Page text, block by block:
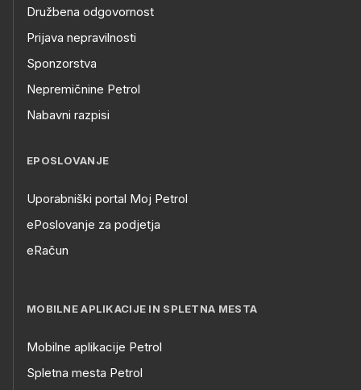
Družbena odgovornost
Prijava nepravilnosti
Sponzorstva
Nepremičnine Petrol
Nabavni razpisi
EPOSLOVANJE
Uporabniški portal Moj Petrol
ePoslovanje za podjetja
eRačun
MOBILNE APLIKACIJE IN SPLETNA MESTA
Mobilne aplikacije Petrol
Spletna mesta Petrol